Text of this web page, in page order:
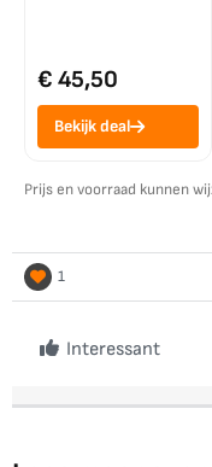
€ 45,50
Bekijk deal
Prijs en voorraad kunnen
1
Interessant